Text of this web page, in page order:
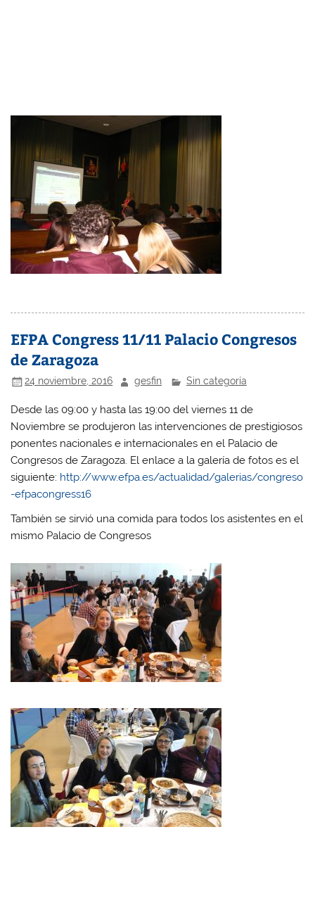
EFPA Congress 11/11 Palacio Congresos
de Zaragoza
24 noviembre, 2016 gesfin Sin categoría
Desde las 09:00 y hasta las 19:00 del viernes 11 de
Noviembre se produjeron las intervenciones de prestigiosos
ponentes nacionales e internacionales en el Palacio de
Congresos de Zaragoza. El enlace a la galería de fotos es el
siguiente: http://www.efpa.es/actualidad/galerias/congreso
-efpacongress16
También se sirvió una comida para todos los asistentes en el
mismo Palacio de Congresos